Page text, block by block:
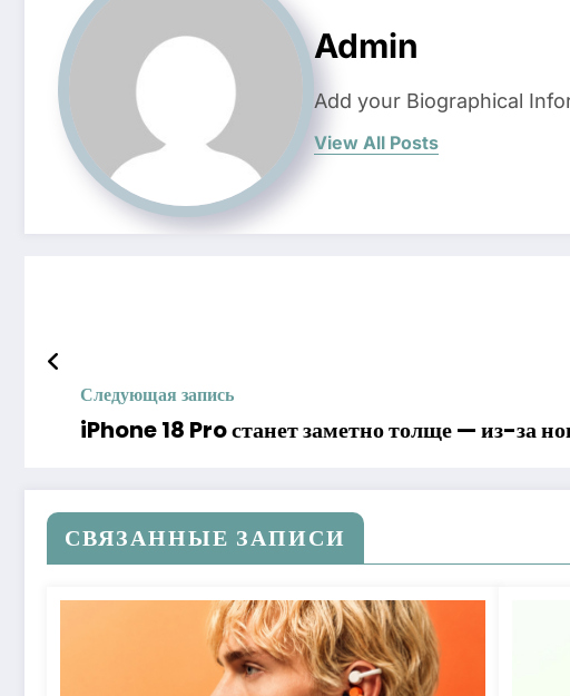
Admin
Add your Biographical
View All Posts
Следующая запись
iPhone 18 Pro станет заметно толще — из-за
СВЯЗАННЫЕ ЗАПИСИ